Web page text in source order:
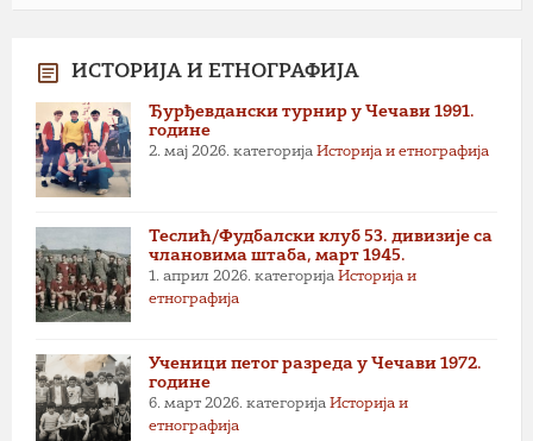
ИСТОРИЈА И ЕТНОГРАФИЈА
Ђурђевдански турнир у Чечави 1991.
године
2. мај 2026. категорија Историја и етнографија
Теслић/Фудбалски клуб 53. дивизије са
члановима штаба, март 1945.
1. април 2026. категорија Историја и
етнографија
Ученици петог разреда у Чечави 1972.
године
6. март 2026. категорија Историја и
етнографија